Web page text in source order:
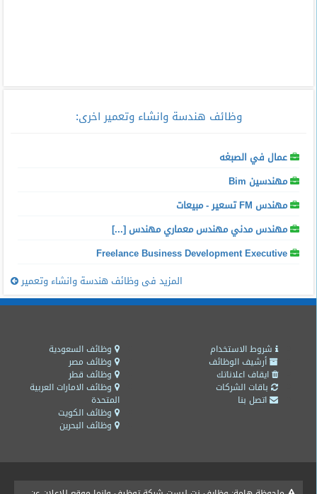
وظائف هندسة وانشاء وتعمير اخرى:
عمال في الصبغه
مهندسين Bim
مهندس FM تسعير - مبيعات
مهندس مدني مهندس معماري مهندس [...]
Freelance Business Development Executive
المزيد فى وظائف هندسة وانشاء وتعمير
وظائف السعودية
وظائف مصر
وظائف قطر
وظائف الامارات العربية
المتحدة
وظائف الكويت
وظائف البحرين
شروط الاستخدام
أرشيف الوظائف
ايقاف اعلاناتك
باقات الشركات
اتصل بنا